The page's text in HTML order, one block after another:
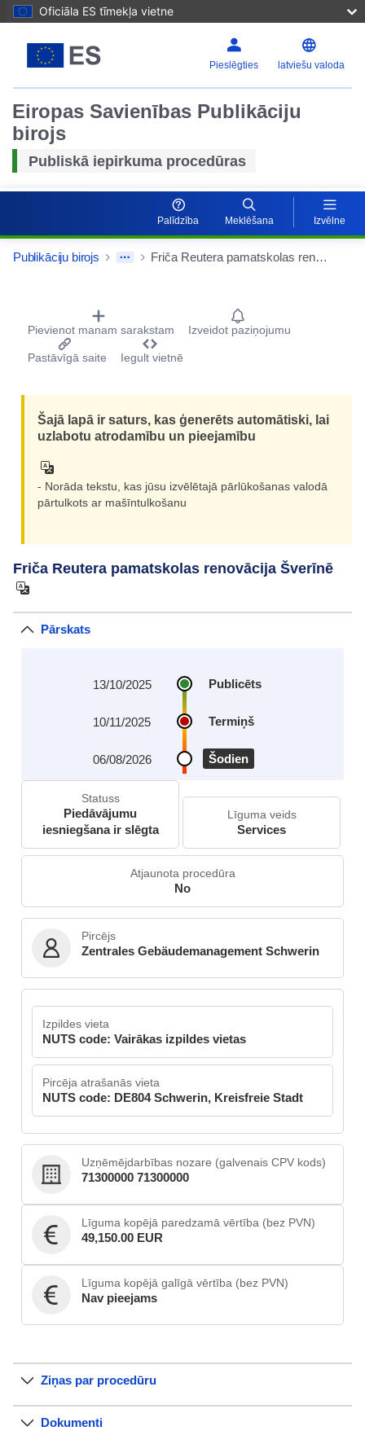
Oficiāla ES tīmekļa vietne
Pieslēgties latviešu valoda
Eiropas Savienības Publikāciju
birojs
Publiskā iepirkuma procedūras
Palīdzība Meklēšana Izvēlne
Publikāciju birojs Friča Reutera pamatskolas renovācija Šverīnē
Procurement Detail Actions Portlet
Pievienot manam sarakstam Izveidot paziņojumu
Pastāvīgā saite Iegult vietnē
Šajā lapā ir saturs, kas ģenerēts automātiski, lai
uzlabotu atrodamību un pieejamību
- Norāda tekstu, kas jūsu izvēlētajā pārlūkošanas valodā
pārtulkots ar mašīntulkošanu
Friča Reutera pamatskolas renovācija Šverīnē
Pārskats
Publicēts
13/10/2025
Termiņš
10/11/2025
Šodien
06/08/2026
Statuss
Piedāvājumu
iesniegšana ir slēgta
Līguma veids
Services
Atjaunota procedūra
No
Pircējs
Zentrales Gebäudemanagement Schwerin
Izpildes vieta
NUTS code: Vairākas izpildes vietas
Pircēja atrašanās vieta
NUTS code: DE804 Schwerin, Kreisfreie Stadt
Uzņēmējdarbības nozare (galvenais CPV kods)
71300000 71300000
Līguma kopējā paredzamā vērtība (bez PVN)
49,150.00 EUR
Līguma kopējā galīgā vērtība (bez PVN)
Nav pieejams
Ziņas par procedūru
Dokumenti